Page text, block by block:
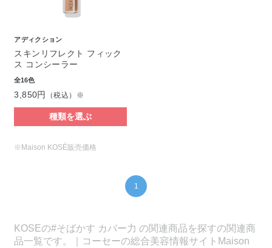
アディクション
スキンリフレクト フィック
ス コンシーラー
全16色
3,850円 （税込）※
種類を選ぶ
※Maison KOSÉ販売価格
1
KOSEの#そばかす カバー力 の関連商品を探すの関連商
品一覧です。｜コーセーの総合美容情報サイトMaison